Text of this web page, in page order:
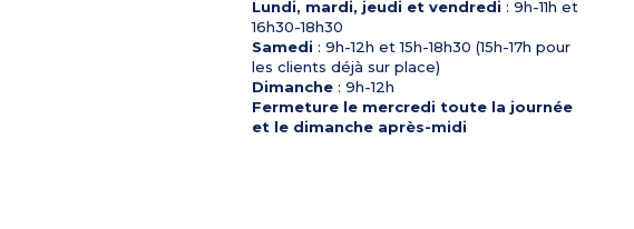
Lundi, mardi, jeudi et vendredi : 9h-11h et
16h30-18h30
Samedi : 9h-12h et 15h-18h30 (15h-17h pour
les clients déjà sur place)
Dimanche: 9h-12h
Fermeture le mercredi toute la journée
et le dimanche après-midi